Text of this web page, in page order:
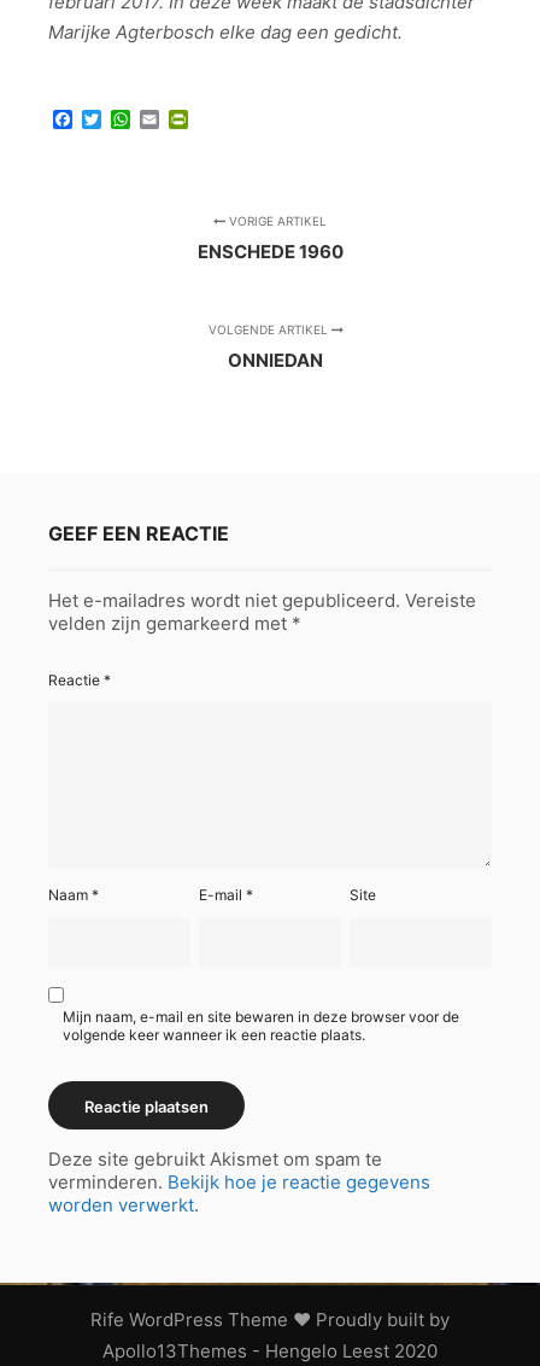
Marijke Agterbosch elke dag een gedicht.
Facebook
TwitterWhatsApp
Email
VORIGE ARTIKEL
ENSCHEDE 1960
VOLGENDE ARTIKEL
ONNIEDAN
GEEF EEN REACTIE
Het e-mailadres wordt niet gepubliceerd. Vereiste
velden zijn gemarkeerd met *
Reactie *
Naam * E-mail* Site
Mijn naam, e-mail en site bewaren in deze browser voor de
volgende keer wanneer ik een reactie plaats.
Deze site gebruikt Akismet om spam te
verminderen. Bekijk hoe je reactie gegevens
worden verwerkt.
Rife WordPress Theme ♥ Proudly built by
Apollo13Themes - Hengelo Leest 2020